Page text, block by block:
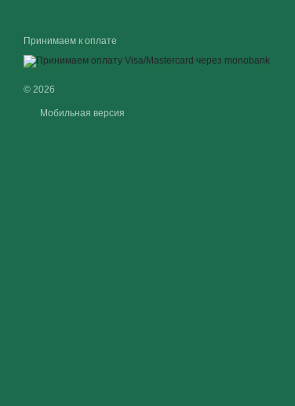
Принимаем к оплате
© 2026
Мобильная версия